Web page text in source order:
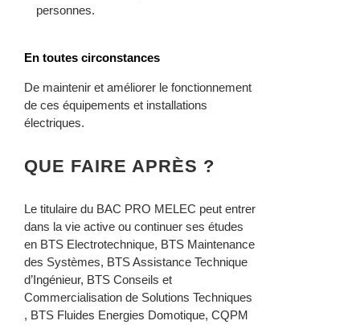
personnes.
En toutes circonstances
De maintenir et améliorer le fonctionnement
de ces équipements et installations
électriques.
QUE FAIRE APRÈS ?
Le titulaire du BAC PRO MELEC peut entrer
dans la vie active ou continuer ses études
en BTS Electrotechnique, BTS Maintenance
des Systèmes, BTS Assistance Technique
d’Ingénieur, BTS Conseils et
Commercialisation de Solutions Techniques
, BTS Fluides Energies Domotique, CQPM